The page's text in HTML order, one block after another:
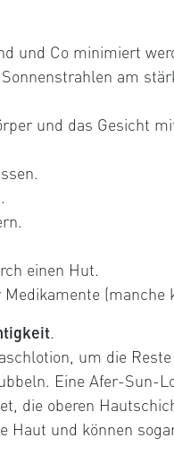
und Co minimiert
am
und das Gesicht
einen Hut.
.
um die
Eine Afer-Sun-
die oberen
und können